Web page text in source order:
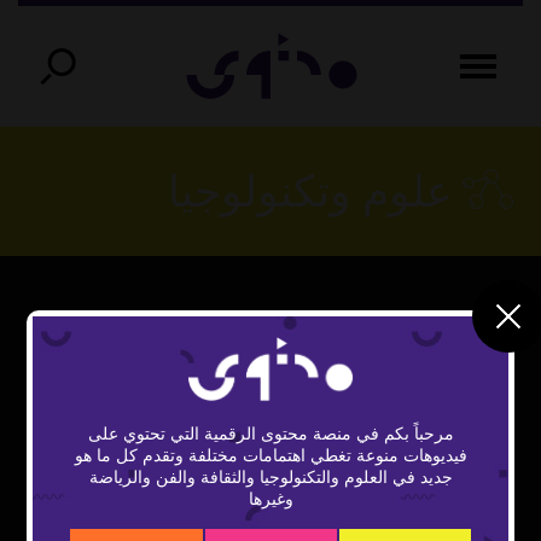
The Video Cloud video was not found.
VIDEO_CLOUD_ERR_VIDEO_NOT_FOUND
Session ID:2026-08-06:82efdd59306657ef126ac541
vidbcove
Dialog
مرحباً بكم في منصة محتوى الرقمية التي تحتوي على
فيديوهات منوعة تغطي اهتمامات مختلفة وتقدم كل ما هو
جديد في العلوم والتكنولوجيا والثقافة والفن والرياضة
وغيرها